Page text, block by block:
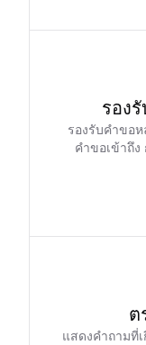
รอง
รองรับคำขอ
คำขอเข้าถึ
ต
แสดงคำถามที่